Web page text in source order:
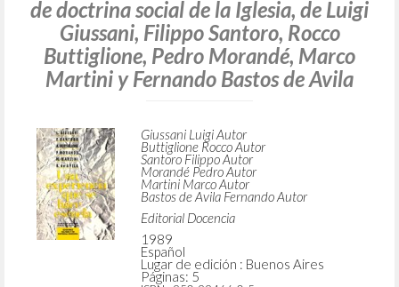
A
4DOCUMENTOS ENCONTRADOS
“La caridad se hace obra." En Una
experiencia que se hace escuela: Curso
de doctrina social de la Iglesia, de Luigi
Giussani, Filippo Santoro, Rocco
Buttiglione, Pedro Morandé, Marco
Martini y Fernando Bastos de Avila